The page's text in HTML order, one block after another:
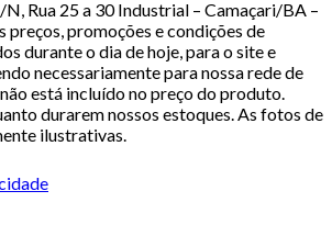
Rua 25 a 30 Industrial – Camaçari/BA –
preços, promoções e condições de
durante o dia de hoje, para o site e
necessariamente para nossa rede de
está incluído no preço do produto.
durarem nossos estoques. As fotos de
ilustrativas.